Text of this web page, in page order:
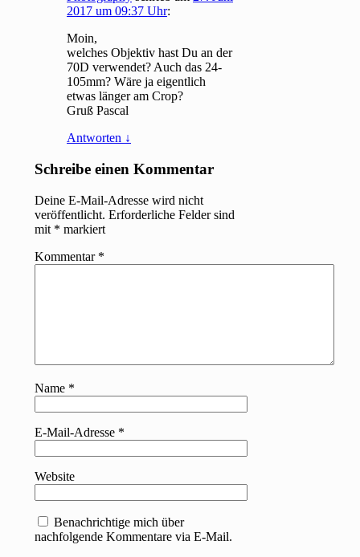
2017 um 09:37 Uhr:
Moin,
welches Objektiv hast Du an der
70D verwendet? Auch das 24-
105mm? Wäre ja eigentlich
etwas länger am Crop?
Gruß Pascal
Antworten ↓
Schreibe einen Kommentar
Deine E-Mail-Adresse wird nicht
veröffentlicht. Erforderliche Felder sind
mit * markiert
Kommentar *
Name *
E-Mail-Adresse *
Website
Benachrichtige mich über
nachfolgende Kommentare via E-Mail.